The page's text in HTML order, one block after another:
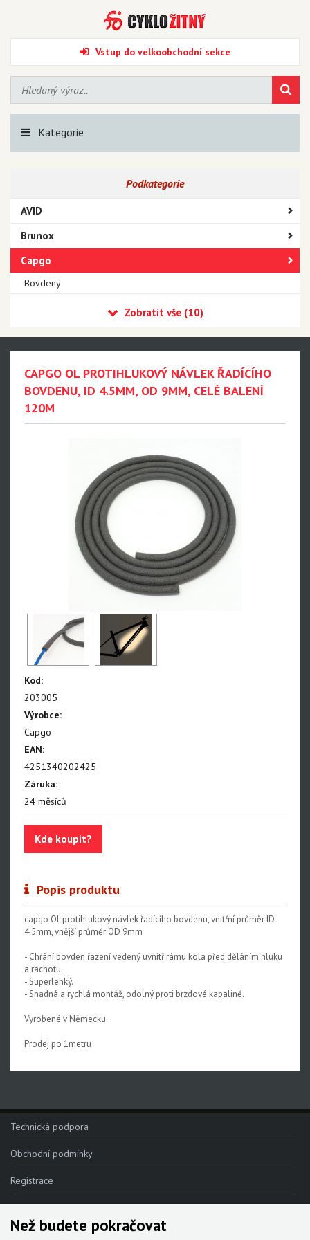
Vstup do velkoobchodní sekce
Kategorie
Podkategorie
AVID
Brunox
Capgo
Bovdeny
Návleky na bovdeny
Maxima Racing Oils
CAPGO OL PROTIHLUKOVÝ NÁVLEK ŘADÍCÍHO
BOVDENU, ID 4.5MM, OD 9MM, CELÉ BALENÍ
120M
Kód:
203005
Výrobce:
Capgo
EAN:
4251340202425
Záruka:
24 měsíců
Kde koupit?
Popis produktu
capgo OL protihlukový návlek řadícího bovdenu, vnitřní průměr ID
4.5mm, vnější průměr OD 9mm
- Chrání bovden řazení vedený uvnitř rámu kola před děláním hluku
a rachotu.
- Superlehký.
- Snadná a rychlá montáž, odolný proti brzdové kapalině.
Vyrobené v Německu.
Prodej po 1metru
Technická podpora
Obchodní podmínky
Registrace
Reklamace
Kde nakoupit
Než budete pokračovat